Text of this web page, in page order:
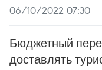
06/10/2022 07:30
Бюджетный
доставлять